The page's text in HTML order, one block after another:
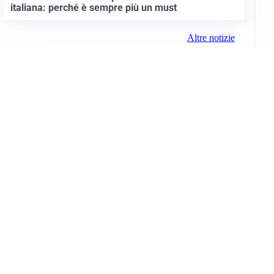
italiana: perché è sempre più un must
Altre notizie